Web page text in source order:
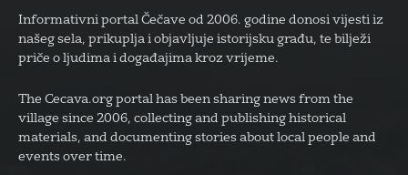
Informativni portal Čečave od 2006. godine donosi vijesti iz
našeg sela, prikuplja i objavljuje istorijsku građu, te bilježi
priče o ljudima i događajima kroz vrijeme.
The Cecava.org portal has been sharing news from the
village since 2006, collecting and publishing historical
materials, and documenting stories about local people and
events over time.